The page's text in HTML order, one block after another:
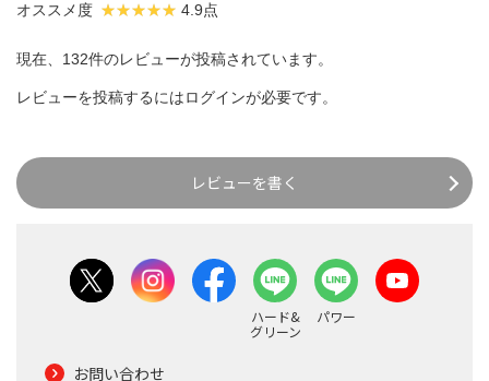
オススメ度 4.9点
現在、132件のレビューが投稿されています。
レビューを投稿するにはログインが必要です。
レビューを書く
ハード&
グリーン
パワー
お問い合わせ